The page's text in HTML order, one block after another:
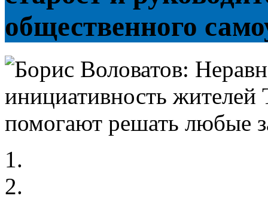
общественного